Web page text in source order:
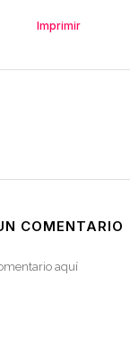
Imprimir
COMENTARIO